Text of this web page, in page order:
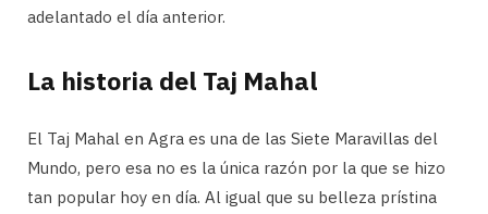
adelantado el día anterior.
La historia del Taj Mahal
El Taj Mahal en Agra es una de las Siete Maravillas del
Mundo, pero esa no es la única razón por la que se hizo
tan popular hoy en día. Al igual que su belleza prístina